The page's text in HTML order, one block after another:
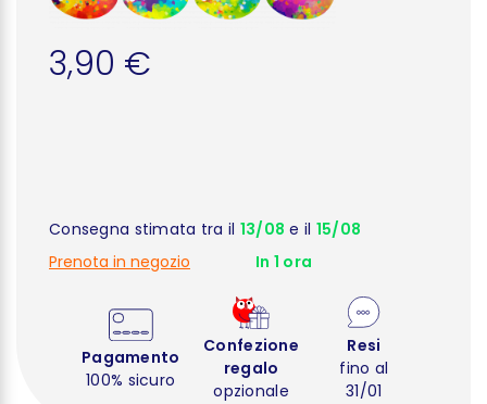
3,90 €
Consegna stimata tra il 13/08 e il 15/08
Prenota in negozio
In 1 ora
Pagamento
100% sicuro
Confezione
regalo
opzionale
Resi
fino al
31/01